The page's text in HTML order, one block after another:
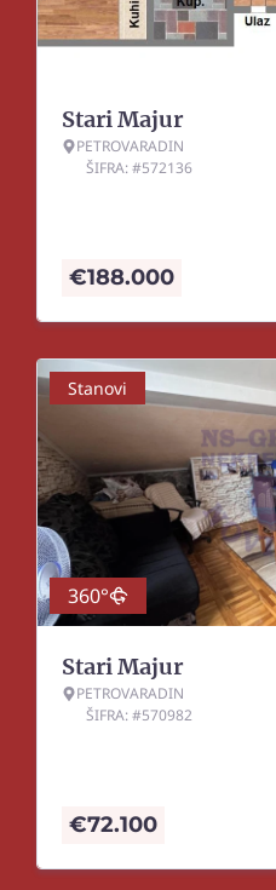
Stari Majur
PETROVARADIN
ŠIFRA: #572136
€188.000
Stanovi
360°
Stari Majur
PETROVARADIN
ŠIFRA: #570982
€72.100